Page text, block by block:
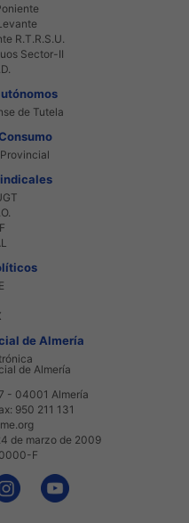
R.T.R.S.U.
Sector-II
de Tutela
de Almería
de Almería
- 04001 Almería
950 211 131
de marzo de 2009
F